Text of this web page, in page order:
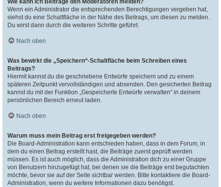
Wie kann ich Beiträge den Moderatoren melden?
Wenn ein Administrator die entsprechenden Berechtigungen vergeben hat,
siehst du eine Schaltfläche in der Nähe des Beitrags, um diesen zu melden.
Du wirst dann durch die weiteren Schritte geführt.
Nach oben
Was bewirkt die „Speichern“-Schaltfläche beim Schreiben eines
Beitrags?
Hiermit kannst du die geschriebene Entwürfe speichern und zu einem
späteren Zeitpunkt vervollständigen und absenden. Den gesicherten Beitrag
kannst du mit der Funktion „Gespeicherte Entwürfe verwalten“ in deinem
persönlichen Bereich erneut laden.
Nach oben
Warum muss mein Beitrag erst freigegeben werden?
Die Board-Administration kann entschieden haben, dass in dem Forum, in
dem du einen Beitrag erstellt hast, die Beiträge zuerst geprüft werden
müssen. Es ist auch möglich, dass die Administration dich zu einer Gruppe
von Benutzern hinzugefügt hat, bei denen sie die Beiträge erst begutachten
möchte, bevor sie auf der Seite sichtbar werden. Bitte kontaktiere die Board-
Administration, wenn du weitere Informationen dazu benötigst.